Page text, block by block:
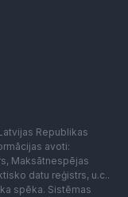
Republikas
avoti:
Maksātnespējas
datu reģistrs, u.c..
spēka. Sistēmas